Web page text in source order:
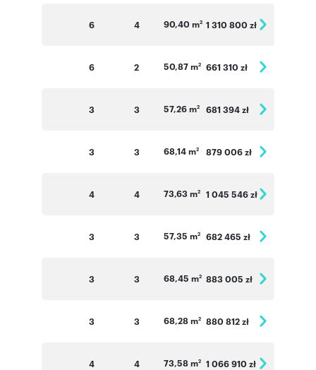
6 4 90,40 m2 1 310 800 zł
6 2 50,87 m2 661 310 zł
3 3 57,26 m2 681 394 zł
3 3 68,14 m2 879 006 zł
4 4 73,63 m2 1 045 546 zł
3 3 57,35 m2 682 465 zł
3 3 68,45 m2 883 005 zł
3 3 68,28 m2 880 812 zł
4 4 73,58 m2 1 066 910 zł